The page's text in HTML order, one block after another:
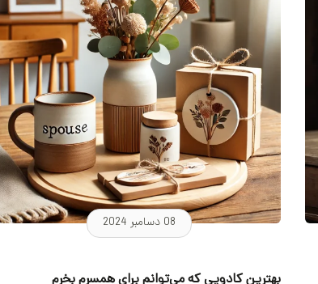
08 دسامبر 2024